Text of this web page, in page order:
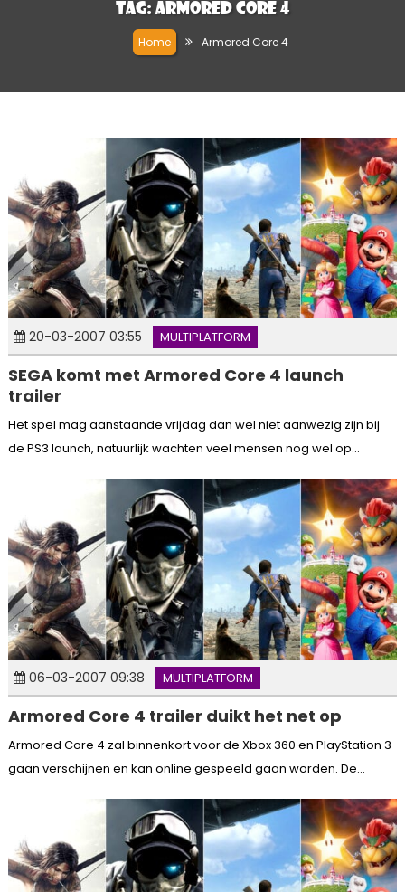
Tag: Armored Core 4
Home Armored Core 4
20-03-2007 03:55 MULTIPLATFORM
SEGA komt met Armored Core 4 launch
trailer
Het spel mag aanstaande vrijdag dan wel niet aanwezig zijn bij
de PS3 launch, natuurlijk wachten veel mensen nog wel op...
06-03-2007 09:38 MULTIPLATFORM
Armored Core 4 trailer duikt het net op
Armored Core 4 zal binnenkort voor de Xbox 360 en PlayStation 3
gaan verschijnen en kan online gespeeld gaan worden. De...